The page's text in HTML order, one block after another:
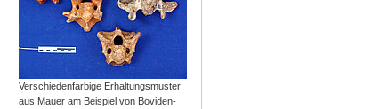
Verschiedenfarbige Erhaltungsmuster
aus Mauer am Beispiel von Boviden-